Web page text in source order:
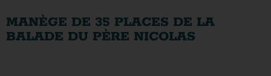
MANÈGE DE 35 PLACES DE LA
BALADE DU PÈRE NICOLAS